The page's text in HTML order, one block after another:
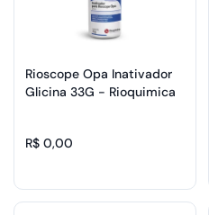
Rioscope Opa Inativador
Glicina 33G - Rioquimica
R$ 0,00